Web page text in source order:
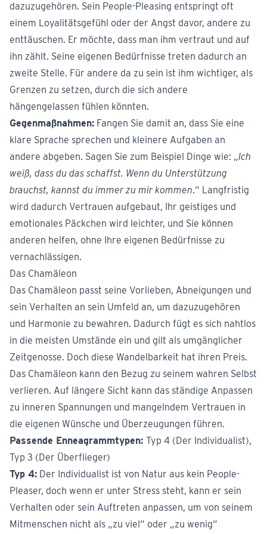
dazuzugehören. Sein People-Pleasing entspringt oft
einem Loyalitätsgefühl oder der Angst davor, andere zu
enttäuschen. Er möchte, dass man ihm vertraut und auf
ihn zählt. Seine eigenen Bedürfnisse treten dadurch an
zweite Stelle. Für andere da zu sein ist ihm wichtiger, als
Grenzen zu setzen, durch die sich andere
hängengelassen fühlen könnten.
Gegenmaßnahmen: Fangen Sie damit an, dass Sie eine
klare Sprache sprechen und kleinere Aufgaben an
andere abgeben. Sagen Sie zum Beispiel Dinge wie: „Ich
weiß, dass du das schaffst. Wenn du Unterstützung
brauchst, kannst du immer zu mir kommen.“ Langfristig
wird dadurch Vertrauen aufgebaut, Ihr geistiges und
emotionales Päckchen wird leichter, und Sie können
anderen helfen, ohne Ihre eigenen Bedürfnisse zu
vernachlässigen.
Das Chamäleon
Das Chamäleon passt seine Vorlieben, Abneigungen und
sein Verhalten an sein Umfeld an, um dazuzugehören
und Harmonie zu bewahren. Dadurch fügt es sich nahtlos
in die meisten Umstände ein und gilt als umgänglicher
Zeitgenosse. Doch diese Wandelbarkeit hat ihren Preis.
Das Chamäleon kann den Bezug zu seinem wahren Selbst
verlieren. Auf längere Sicht kann das ständige Anpassen
zu inneren Spannungen und mangelndem Vertrauen in
die eigenen Wünsche und Überzeugungen führen.
Passende Enneagrammtypen: Typ 4 (Der Individualist),
Typ 3 (Der Überflieger)
Typ 4: Der Individualist ist von Natur aus kein People-
Pleaser, doch wenn er unter Stress steht, kann er sein
Verhalten oder sein Auftreten anpassen, um von seinem
Mitmenschen nicht als „zu viel“ oder „zu wenig“